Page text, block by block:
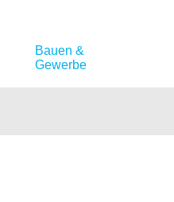
Bauen &
Gewerbe